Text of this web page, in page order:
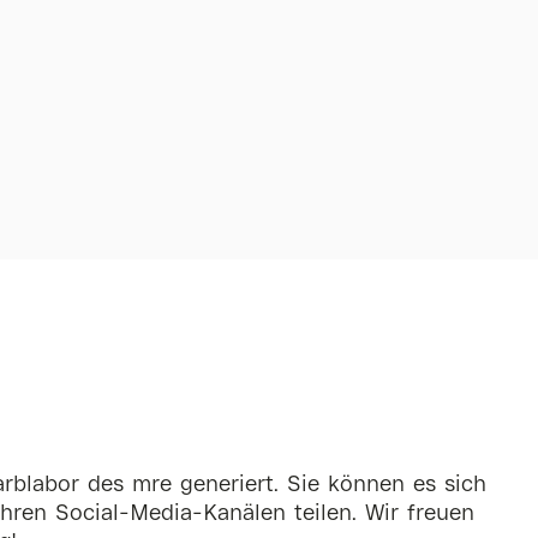
des mre generiert. Sie können es sich
Social-Media-Kanälen teilen. Wir freuen